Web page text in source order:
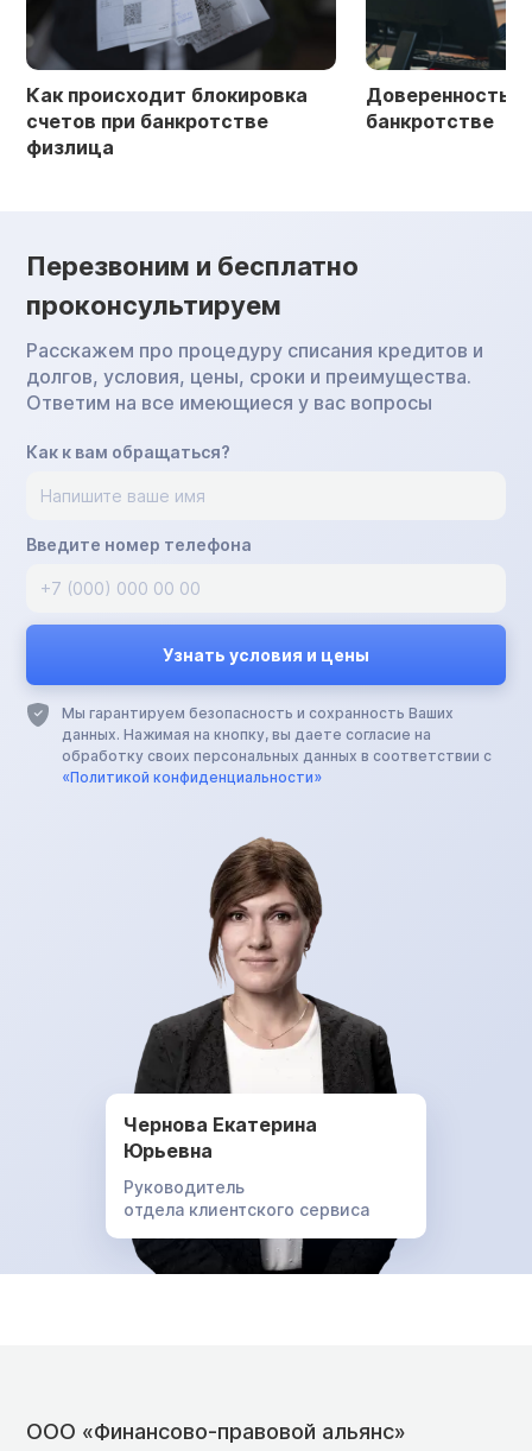
Как происходит блокировка
счетов при банкротстве
физлица
Доверенность
банкротстве
Перезвоним и бесплатно
проконсультируем
Расскажем про процедуру списания кредитов и
долгов, условия, цены, сроки и преимущества.
Ответим на все имеющиеся у вас вопросы
Как к вам обращаться?
Введите номер телефона
Мы гарантируем безопасность и сохранность Ваших
данных. Нажимая на кнопку, вы даете согласие на
обработку своих персональных данных в соответствии с
«Политикой конфиденциальности»
Чернова Екатерина
Юрьевна
Руководитель
отдела клиентского сервиса
ООО «Финансово-правовой альянс»